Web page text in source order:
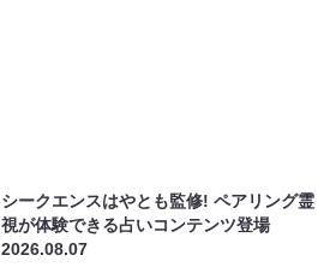
シークエンスはやとも監修! ペアリング霊
視が体験できる占いコンテンツ登場
2026.08.07